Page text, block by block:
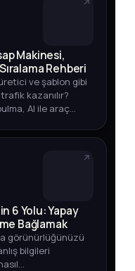
Makinesi,
Rehberi
ve şablon gibi
kazanılır?
AI ile araç
6 Yolu: Yapay
Bağlamak
görünürlüğünüzü
bilgileri